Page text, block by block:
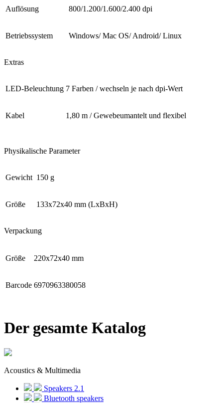
Auflösung 800/1.200/1.600/2.400 dpi
Betriebssystem Windows/ Mac OS/ Android/ Linux
Extras
LED-Beleuchtung 7 Farben / wechseln je nach dpi-Wert
Kabel 1,80 m / Gewebeumantelt und flexibel
Physikalische Parameter
Gewicht 150 g
Größe 133x72x40 mm (LxBxH)
Verpackung
Größe 220х72x40 mm
Barcode 6970963380058
Der gesamte Katalog
Acoustics & Multimedia
Speakers 2.1
Bluetooth speakers